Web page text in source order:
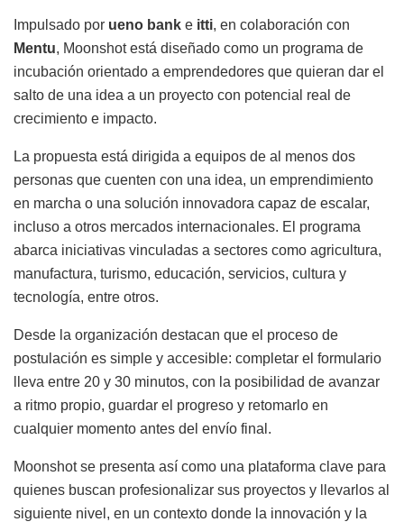
Impulsado por ueno bank e itti, en colaboración con
Mentu, Moonshot está diseñado como un programa de
incubación orientado a emprendedores que quieran dar el
salto de una idea a un proyecto con potencial real de
crecimiento e impacto.
La propuesta está dirigida a equipos de al menos dos
personas que cuenten con una idea, un emprendimiento
en marcha o una solución innovadora capaz de escalar,
incluso a otros mercados internacionales. El programa
abarca iniciativas vinculadas a sectores como agricultura,
manufactura, turismo, educación, servicios, cultura y
tecnología, entre otros.
Desde la organización destacan que el proceso de
postulación es simple y accesible: completar el formulario
lleva entre 20 y 30 minutos, con la posibilidad de avanzar
a ritmo propio, guardar el progreso y retomarlo en
cualquier momento antes del envío final.
Moonshot se presenta así como una plataforma clave para
quienes buscan profesionalizar sus proyectos y llevarlos al
siguiente nivel, en un contexto donde la innovación y la